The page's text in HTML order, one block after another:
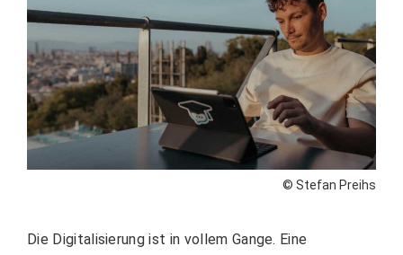
© Stefan Preihs
Die Digitalisierung ist in vollem Gange. Eine